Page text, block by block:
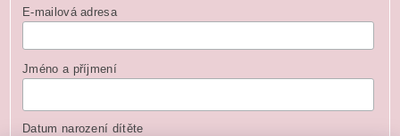
E-mailová adresa
Jméno a příjmení
Datum narození dítěte